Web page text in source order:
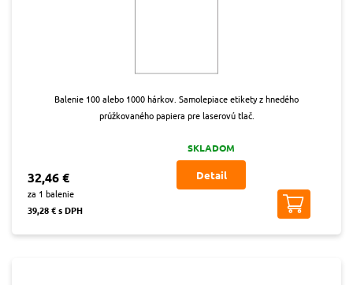
Balenie 100 alebo 1000 hárkov. Samolepiace etikety z hnedého
prúžkovaného papiera pre laserovú tlač.
32,46 €
za 1 balenie
39,28 € s DPH
SKLADOM
Detail